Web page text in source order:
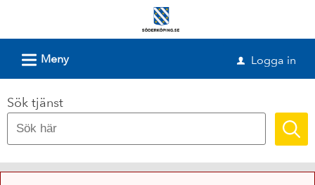
Söderköpings
kommun
L Meny u Logga in
Sök tjänst